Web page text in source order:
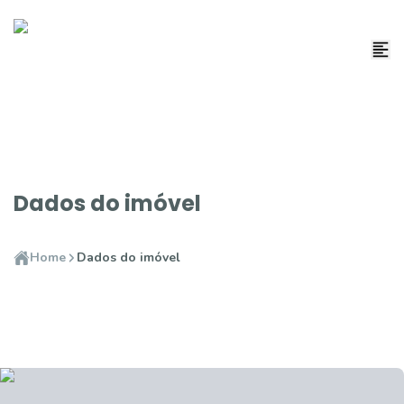
Dados do imóvel
Home Dados do imóvel